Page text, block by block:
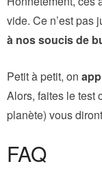
vide. Ce n’est pas
à nos soucis de
Petit à petit, on
Alors, faites le test
planète) vous diront
FAQ